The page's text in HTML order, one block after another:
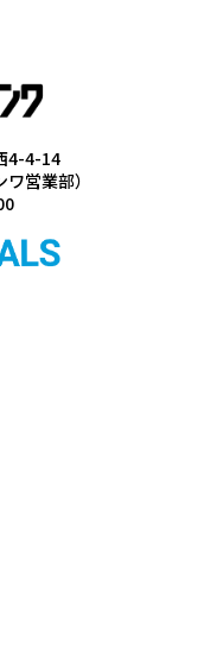
4-4-14
営業部）